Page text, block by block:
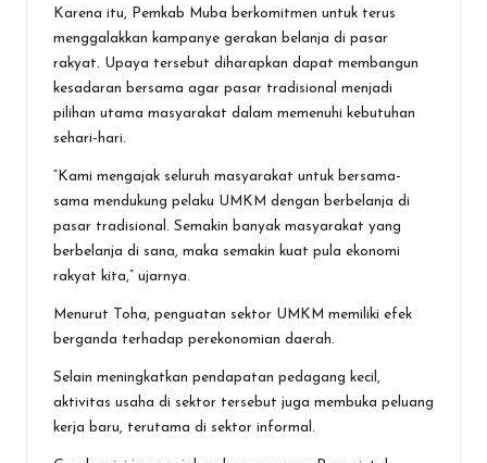
Karena itu, Pemkab Muba berkomitmen untuk terus
menggalakkan kampanye gerakan belanja di pasar
rakyat. Upaya tersebut diharapkan dapat membangun
kesadaran bersama agar pasar tradisional menjadi
pilihan utama masyarakat dalam memenuhi kebutuhan
sehari-hari.
“Kami mengajak seluruh masyarakat untuk bersama-
sama mendukung pelaku UMKM dengan berbelanja di
pasar tradisional. Semakin banyak masyarakat yang
berbelanja di sana, maka semakin kuat pula ekonomi
rakyat kita,” ujarnya.
Menurut Toha, penguatan sektor UMKM memiliki efek
berganda terhadap perekonomian daerah.
Selain meningkatkan pendapatan pedagang kecil,
aktivitas usaha di sektor tersebut juga membuka peluang
kerja baru, terutama di sektor informal.